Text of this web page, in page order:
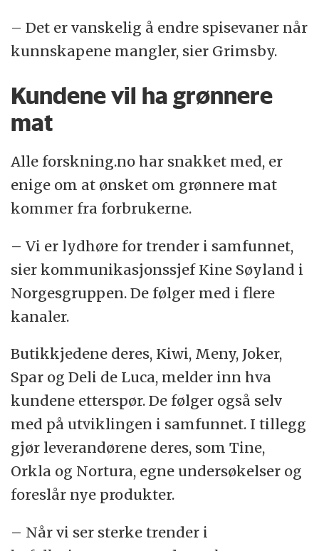
– Det er vanskelig å endre spisevaner når
kunnskapene mangler, sier Grimsby.
Kundene vil ha grønnere
mat
Alle forskning.no har snakket med, er
enige om at ønsket om grønnere mat
kommer fra forbrukerne.
– Vi er lydhøre for trender i samfunnet,
sier kommunikasjonssjef Kine Søyland i
Norgesgruppen. De følger med i flere
kanaler.
Butikkjedene deres, Kiwi, Meny, Joker,
Spar og Deli de Luca, melder inn hva
kundene etterspør. De følger også selv
med på utviklingen i samfunnet. I tillegg
gjør leverandørene deres, som Tine,
Orkla og Nortura, egne undersøkelser og
foreslår nye produkter.
– Når vi ser sterke trender i